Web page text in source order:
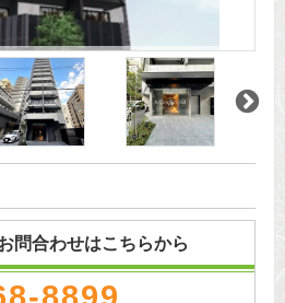
問合わせはこちらから